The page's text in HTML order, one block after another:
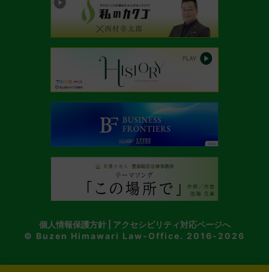
個人情報保護方針| アクセシビリティ対応ページへ
© Buzen Himawari Law-Office. 2016-2026